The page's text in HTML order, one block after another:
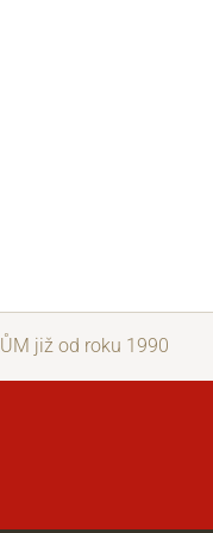
již od roku 1990